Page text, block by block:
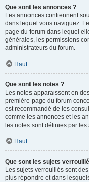
Que sont les annonces ?
Les annonces contiennent
dans lequel vous naviguez.
page du forum dans lequel
générales, les permissions
administrateurs du forum.
Haut
Que sont les notes ?
Les notes apparaissent en
première page du forum
est recommandé de les
comme les annonces et les
les notes sont définies par
Haut
Que sont les sujets
Les sujets verrouillés sont
plus répondre et dans